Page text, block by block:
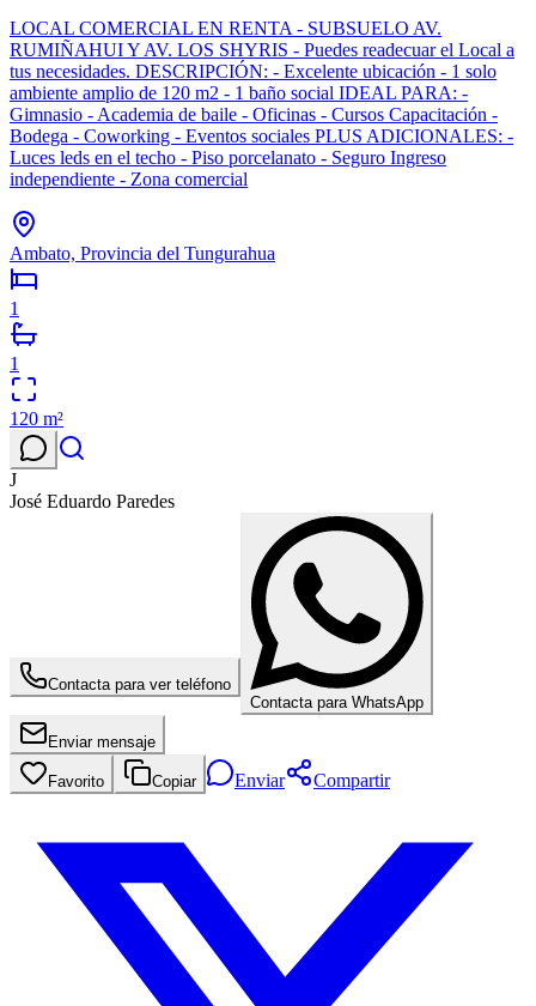
LOCAL COMERCIAL EN RENTA - SUBSUELO AV.
RUMIÑAHUI Y AV. LOS SHYRIS - Puedes readecuar el Local a
tus necesidades. DESCRIPCIÓN: - Excelente ubicación - 1 solo
ambiente amplio de 120 m2 - 1 baño social IDEAL PARA: -
Gimnasio - Academia de baile - Oficinas - Cursos Capacitación -
Bodega - Coworking - Eventos sociales PLUS ADICIONALES: -
Luces leds en el techo - Piso porcelanato - Seguro Ingreso
independiente - Zona comercial
Ambato, Provincia del Tungurahua
1
1
120 m²
J
José Eduardo Paredes
Contacta para ver teléfono
Contacta para WhatsApp
Enviar mensaje
Favorito Copiar Enviar Compartir